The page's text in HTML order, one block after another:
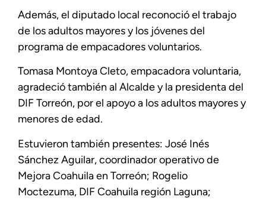
Además, el diputado local reconoció el trabajo
de los adultos mayores y los jóvenes del
programa de empacadores voluntarios.
Tomasa Montoya Cleto, empacadora voluntaria,
agradeció también al Alcalde y la presidenta del
DIF Torreón, por el apoyo a los adultos mayores y
menores de edad.
Estuvieron también presentes: José Inés
Sánchez Aguilar, coordinador operativo de
Mejora Coahuila en Torreón; Rogelio
Moctezuma, DIF Coahuila región Laguna;